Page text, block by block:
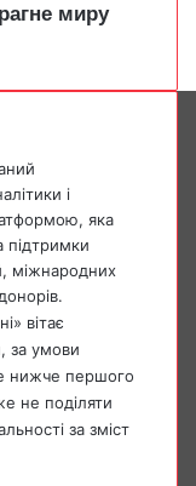
миру
і
яка
підтримки
міжнародних
вітає
за умови
нижче першого
не поділяти
за зміст